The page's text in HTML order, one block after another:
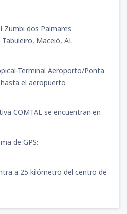
dos Palmares
Maceió, AL
Terminal Aeroporto/Ponta
el aeropuerto
COMTAL se encuentran en
de GPS:
a 25 kilómetro del centro de